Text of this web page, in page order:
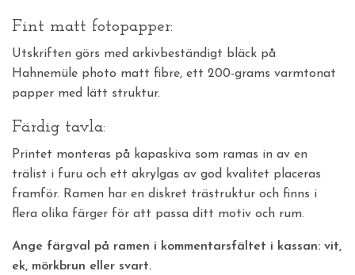
Fint matt fotopapper:
Utskriften görs med arkivbeständigt bläck på
Hahnemüle photo matt fibre, ett 200-grams varmtonat
papper med lätt struktur.
Färdig tavla:
Printet monteras på kapaskiva som ramas in av en
trälist i furu och ett akrylgas av god kvalitet placeras
framför. Ramen har en diskret trästruktur och finns i
flera olika färger för att passa ditt motiv och rum.
Ange färgval på ramen i kommentarsfältet i kassan: vit,
ek, mörkbrun eller svart.